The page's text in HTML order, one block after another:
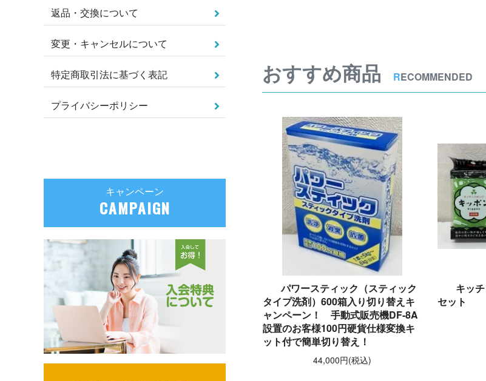
おすすめ商品 RECOMMENDED
パワースティック（スティック
タイプ洗剤）600箱入り切り替えキ
ャンペーン！ 手動式販売機DF-8A
設置のお客様100円硬貨仕様変換キ
ット付で簡単切り替え！
44,000円(税込)
キッ
セット
返品・交換について
変更・キャンセルについて
特定商取引法に基づく表記
プライバシーポリシー
キャンペーン
CAMPAIGN